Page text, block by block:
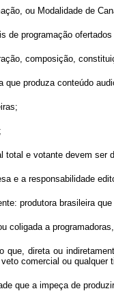
ou Modalidade de
de programação
composição,
que produza conteúdo
total e votante devem ser
e a responsabilidade
produtora brasileira
coligada a
que, direta ou
comercial ou
que a impeça de